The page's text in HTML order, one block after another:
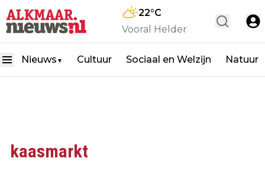
22°C
Vooral Helder
Nieuws ▼ Cultuur Sociaal en Welzijn Natuur
kaasmarkt